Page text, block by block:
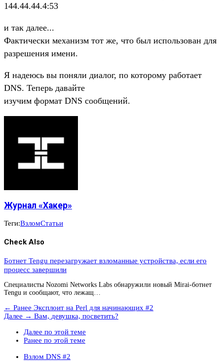
144.44.44.4:53
и так далее...
Фактически механизм тот же, что был использован для
разрешения имени.
Я надеюсь вы поняли диалог, по которому работает
DNS. Теперь давайте
изучим формат DNS сообщений.
Журнал «Хакер»
Теги:ВзломСтатьи
Check Also
Ботнет Tengu перезагружает взломанные устройства, если его
процесс завершили
Специалисты Nozomi Networks Labs обнаружили новый Mirai-ботнет
Tengu и сообщают, что лежащ…
← Ранее Эксплоит на Perl для начинающих #2
Далее → Вам, девушка, посветить?
Далее по этой теме
Ранее по этой теме
Взлом DNS #2